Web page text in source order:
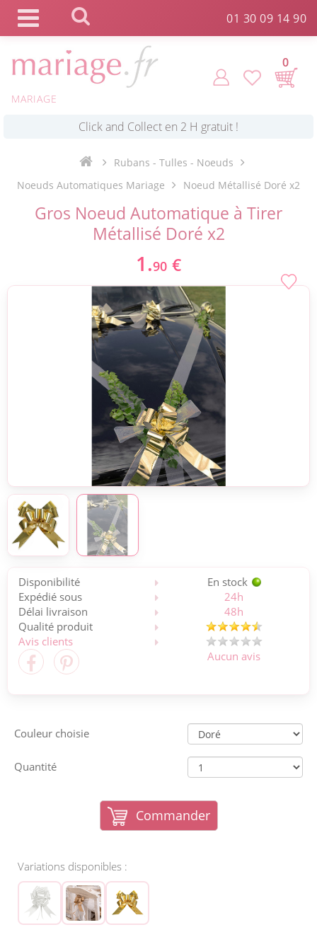
01 30 09 14 90
MARIAGE
0
Commande expédiée en 24h !
Click and Collect en 2 H gratuit !
Payez votre commande en 4X sans frais *
Rubans - Tulles - Noeuds
Noeuds Automatiques Mariage
Noeud Métallisé Doré x2
Gros Noeud Automatique à Tirer
Métallisé Doré x2
1.90 €
Disponibilité
En stock
Expédié sous
24h
Délai livraison
48h
Qualité produit
Avis clients
Aucun avis
Couleur choisie
Quantité
Commander
Variations disponibles :
Panneau de gestion des cookies